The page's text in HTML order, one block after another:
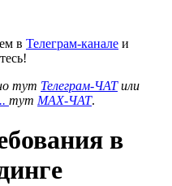
в Телеграм-канале и
тут Телеграм-ЧАТили
тут MAX-ЧАТ.
в